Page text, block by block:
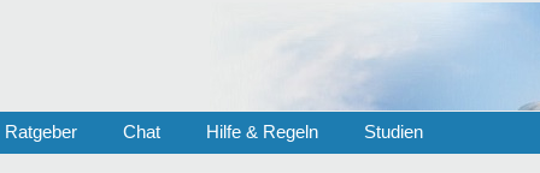
Ratgeber Chat Hilfe & Regeln Studien